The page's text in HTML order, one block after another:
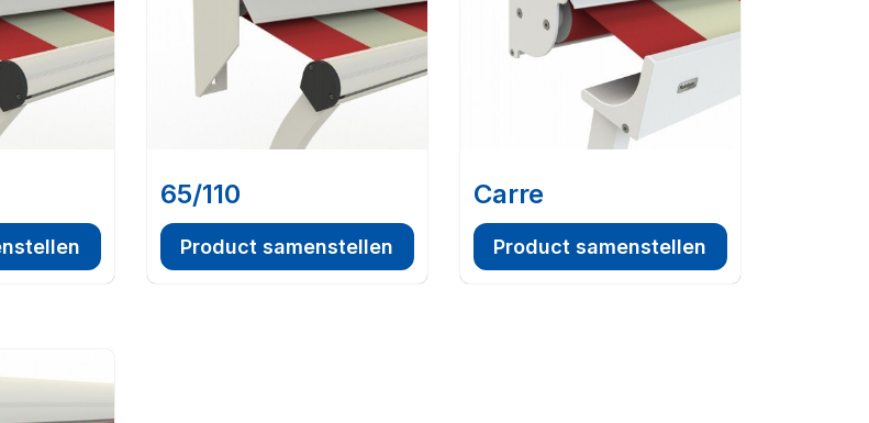
65/110
Product samenstellen
Carre
Product samenstellen